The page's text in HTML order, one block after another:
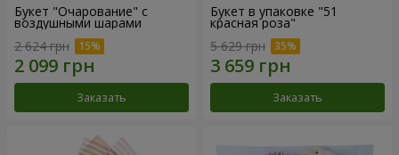
Букет "Очарование" с
воздушными шарами
2 624 грн
Заказать
Букет в упаковке "51
красная роза"
5 629 грн
Заказать